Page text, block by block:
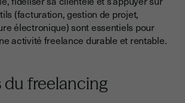
(facturation, gestion de projet,
électronique) sont essentiels pour
activité freelance durable et rentable.
du freelancing